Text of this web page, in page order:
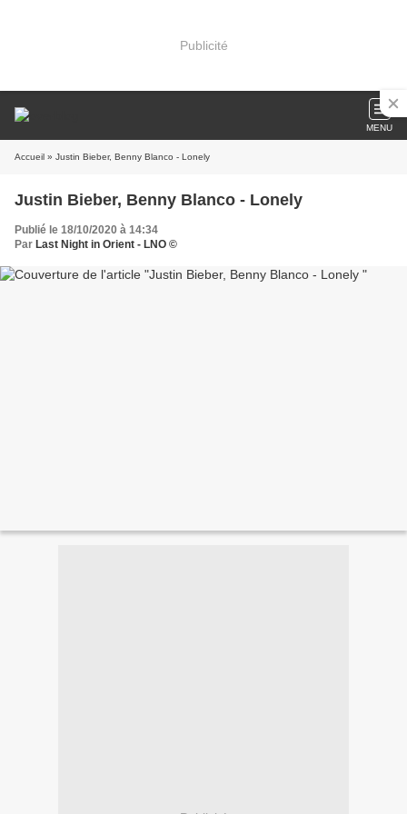
Publicité
MENU
Accueil » Justin Bieber, Benny Blanco - Lonely
Justin Bieber, Benny Blanco - Lonely
Publié le 18/10/2020 à 14:34
Par Last Night in Orient - LNO ©